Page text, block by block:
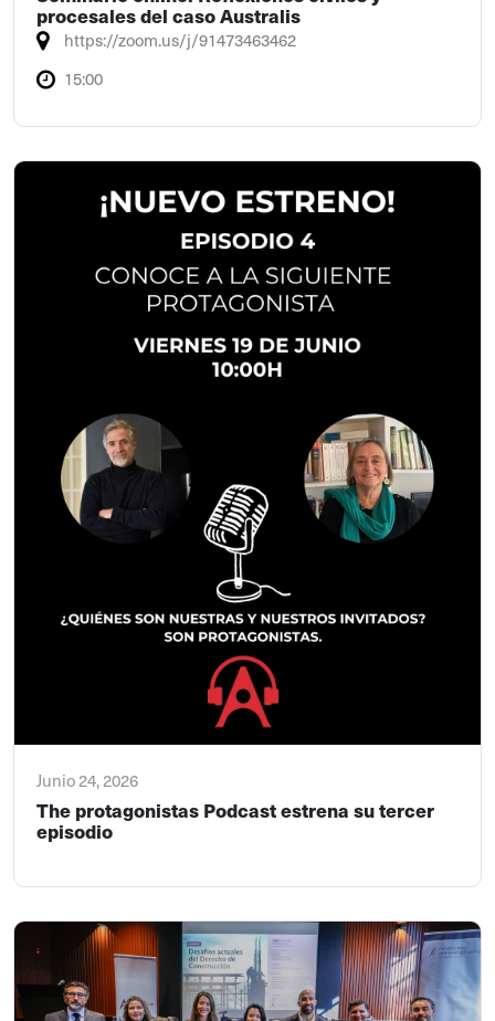
procesales del caso Australis
https://zoom.us/j/91473463462
15:00
Junio 24, 2026
The protagonistas Podcast estrena su tercer
episodio